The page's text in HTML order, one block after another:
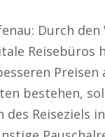
Durch den
Reisebüros
Preisen
bestehen,
des Reiseziels